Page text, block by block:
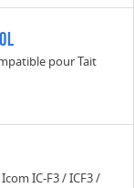
pour Tait
IC-F3 / ICF3 /